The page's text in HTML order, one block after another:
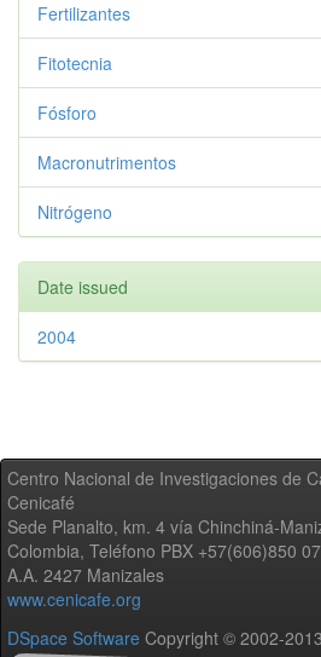
Fertilizantes
Fitotecnia
Fósforo
Macronutrimentos
Nitrógeno
Date issued
2004
Centro Nacional de Investigaciones de
Cenicafé
Sede Planalto, km. 4 vía Chinchiná-
Colombia, Teléfono PBX +57(606)850
A.A. 2427 Manizales
www.cenicafe.org
DSpace Software Copyright © 2002-2013